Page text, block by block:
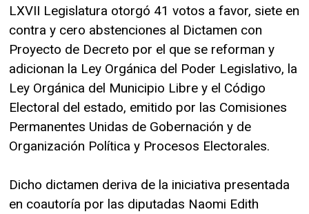
LXVII Legislatura otorgó 41 votos a favor, siete en
contra y cero abstenciones al Dictamen con
Proyecto de Decreto por el que se reforman y
adicionan la Ley Orgánica del Poder Legislativo, la
Ley Orgánica del Municipio Libre y el Código
Electoral del estado, emitido por las Comisiones
Permanentes Unidas de Gobernación y de
Organización Política y Procesos Electorales.
Dicho dictamen deriva de la iniciativa presentada
en coautoría por las diputadas Naomi Edith